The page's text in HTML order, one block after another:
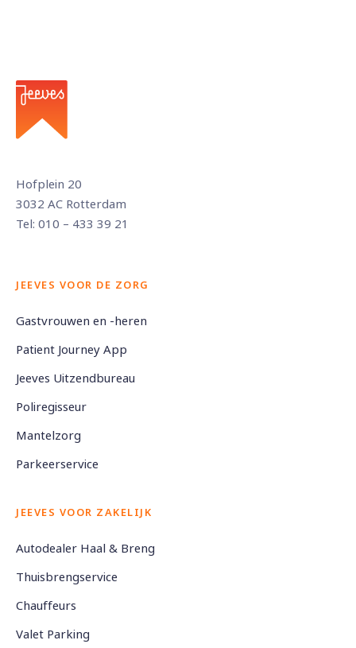
Hofplein 20
3032 AC Rotterdam
Tel: 010 – 433 39 21
JEEVES VOOR DE ZORG
Gastvrouwen en -heren
Patient Journey App
Jeeves Uitzendbureau
Poliregisseur
Mantelzorg
Parkeerservice
JEEVES VOOR ZAKELIJK
Autodealer Haal & Breng
Thuisbrengservice
Chauffeurs
Valet Parking